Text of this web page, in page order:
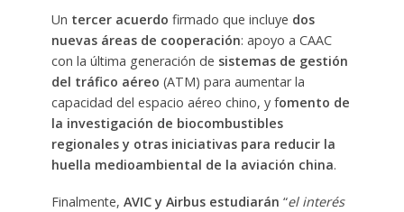
Un tercer acuerdo firmado que incluye dos
nuevas áreas de cooperación: apoyo a CAAC
con la última generación de sistemas de gestión
del tráfico aéreo (ATM) para aumentar la
capacidad del espacio aéreo chino, y fomento de
la investigación de biocombustibles
regionales y otras iniciativas para reducir la
huella medioambiental de la aviación china.
Finalmente, AVIC y Airbus estudiarán “el interés